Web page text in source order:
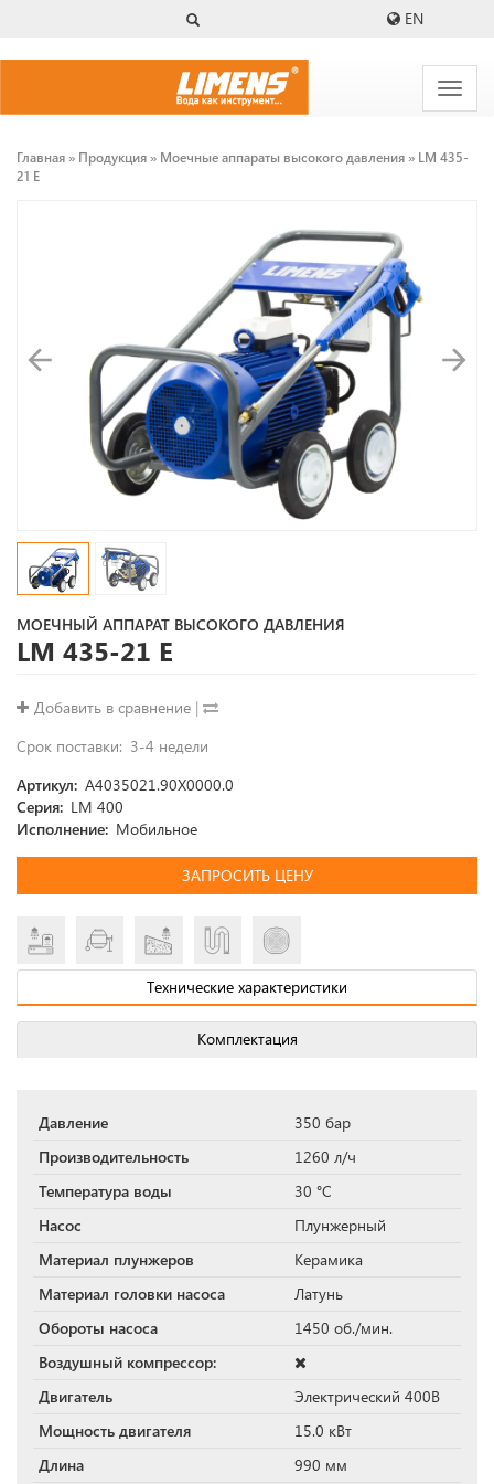
основному
EN
Строка
Главная Продукция Моечные аппараты высокого давления
LM 435-
21 E
МОЕЧНЫЙ АППАРАТ ВЫСОКОГО ДАВЛЕНИЯ
LM 435-21 E
Добавить в сравнение |
Срок поставки
3-4 недели
Артикул A4035021.90X0000.0
Серия LM 400
Исполнение Мобильное
ЗАПРОСИТЬ ЦЕНУ
Технические характеристики
Комплектация
Давление
350 бар
Производительность
1260 л/ч
Температура воды
30 °С
Насос
Плунжерный
Материал плунжеров
Керамика
Материал головки насоса
Латунь
Обороты насоса
1450 об./мин.
Воздушный компрессор:
Двигатель
Электрический 400В
Мощность двигателя
15.0 кВт
Длина
990 мм